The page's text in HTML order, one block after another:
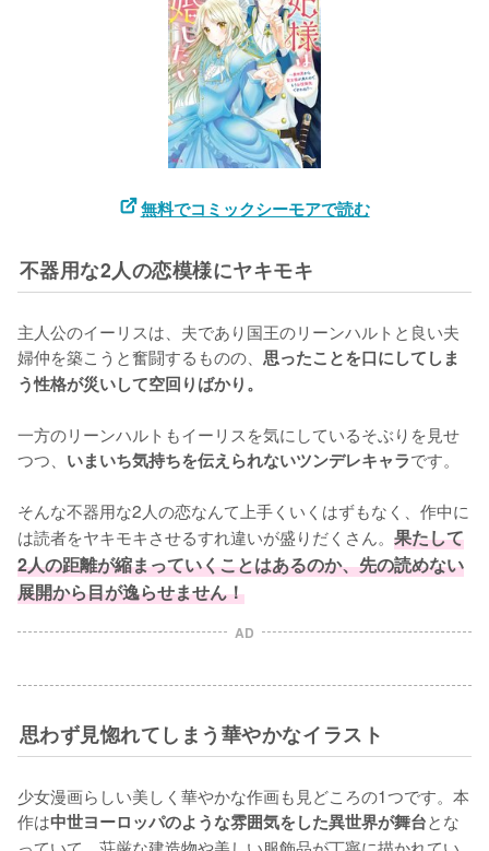
無料でコミックシーモアで読む
不器用な2人の恋模様にヤキモキ
主人公のイーリスは、夫であり国王のリーンハルトと良い夫
婦仲を築こうと奮闘するものの、 思ったことを口にしてしま
う性格が災いして空回りばかり。
一方のリーンハルトもイーリスを気にしているそぶりを見せ
つつ、 いまいち気持ちを伝えられないツンデレキャラです。
そんな不器用な2人の恋なんて上手くいくはずもなく、作中に
は読者をヤキモキさせるすれ違いが盛りだくさん。 果たして
2人の距離が縮まっていくことはあるのか、先の読めない
展開から目が逸らせません！
AD
思わず見惚れてしまう華やかなイラスト
少女漫画らしい美しく華やかな作画も見どころの1つです。本
作は中世ヨーロッパのような雰囲気をした異世界が舞台とな
っていて、荘厳な建造物や美しい服飾品が丁寧に描かれてい